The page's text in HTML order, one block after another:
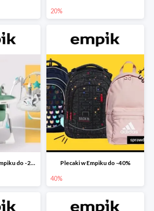
20%
Marka Ricokids w Empiku do -20% Plecaki w Empiku do -40%
40%